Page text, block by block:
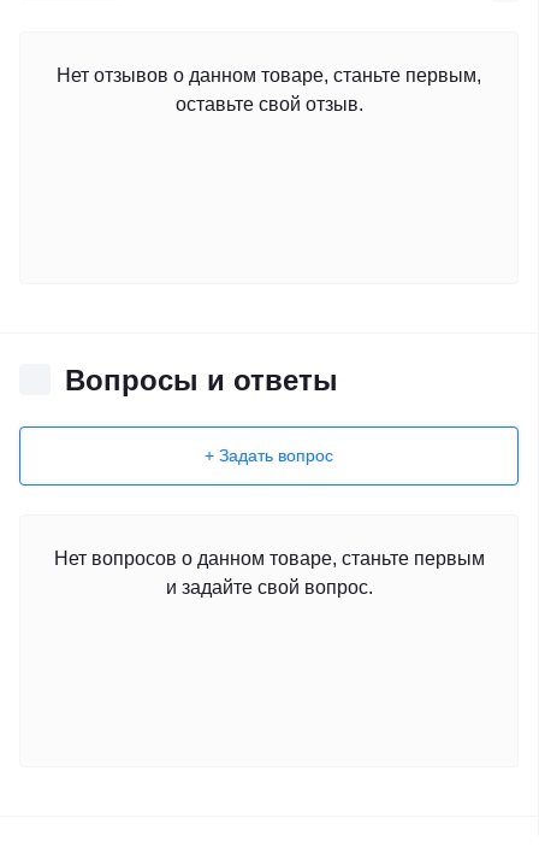
Нет отзывов о данном товаре, станьте первым,
оставьте свой отзыв.
Вопросы и ответы
+ Задать вопрос
Нет вопросов о данном товаре, станьте первым
и задайте свой вопрос.